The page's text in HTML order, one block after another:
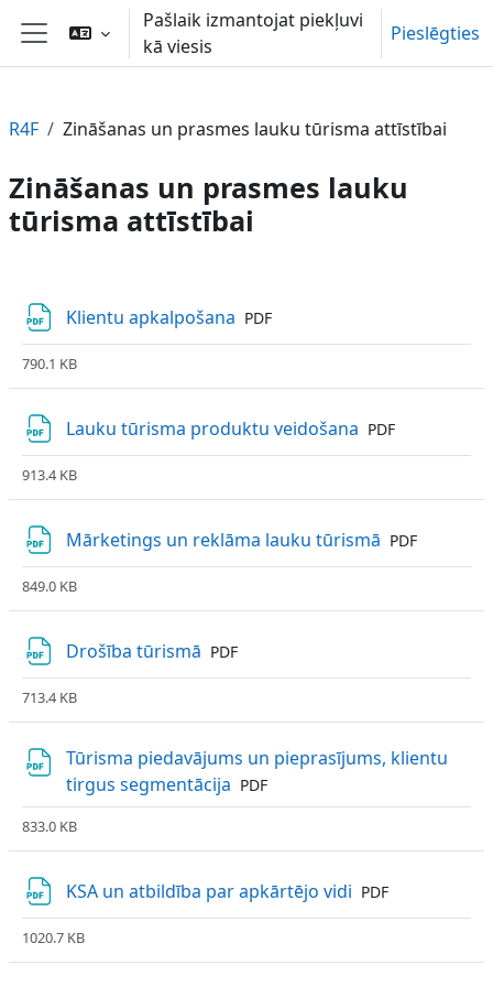
Atvērt galveno saturu
Sānu panelis
Pašlaik izmantojat piekļuvi
kā viesis
Pieslēgties
R4F Zināšanas un prasmes lauku tūrisma attīstībai
Zināšanas un prasmes lauku
tūrisma attīstībai
Klientu apkalpošana Fails
PDF
790.1 KB
Lauku tūrisma produktu veidošana Fails
PDF
913.4 KB
Mārketings un reklāma lauku tūrismā Fails
PDF
849.0 KB
Drošība tūrismā Fails
PDF
713.4 KB
Tūrisma piedavājums un pieprasījums, klientu
tirgus segmentācija Fails
PDF
833.0 KB
KSA un atbildība par apkārtējo vidi Fails
PDF
1020.7 KB